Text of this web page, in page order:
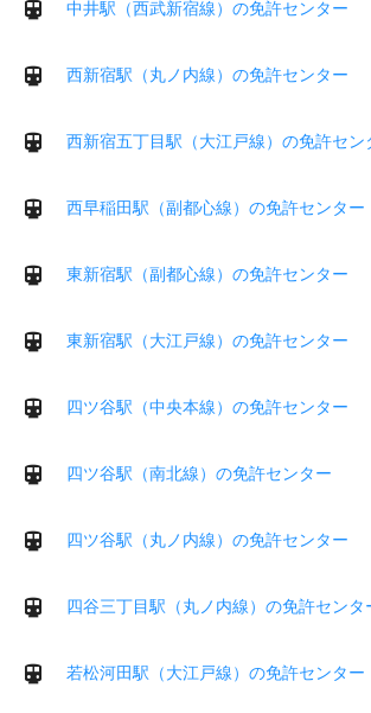
中井駅（西武新宿線）の免許センター
西新宿駅（丸ノ内線）の免許センター
西新宿五丁目駅（大江戸線）の免許セン
西早稲田駅（副都心線）の免許センター
東新宿駅（副都心線）の免許センター
東新宿駅（大江戸線）の免許センター
四ツ谷駅（中央本線）の免許センター
四ツ谷駅（南北線）の免許センター
四ツ谷駅（丸ノ内線）の免許センター
四谷三丁目駅（丸ノ内線）の免許センタ
若松河田駅（大江戸線）の免許センター